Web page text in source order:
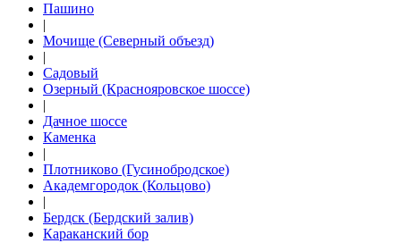
Пашино
|
Мочище (Северный объезд)
|
Садовый
Озерный (Краснояровское шоссе)
|
Дачное шоссе
Каменка
|
Плотниково (Гусинобродское)
Академгородок (Кольцово)
|
Бердск (Бердский залив)
Караканский бор